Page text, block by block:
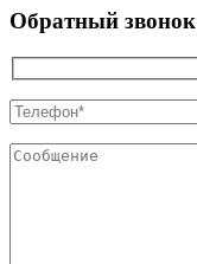
Обратный звонок